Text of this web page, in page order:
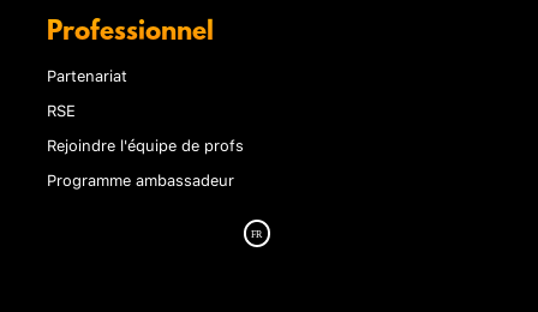
Professionnel
Partenariat
RSE
Rejoindre l'équipe de profs
Programme ambassadeur